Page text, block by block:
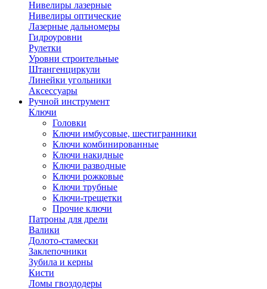
Нивелиры лазерные
Нивелиры оптические
Лазерные дальномеры
Гидроуровни
Рулетки
Уровни строительные
Штангенциркули
Линейки угольники
Аксессуары
Ручной инструмент
Ключи
Головки
Ключи имбусовые, шестигранники
Ключи комбинированные
Ключи накидные
Ключи разводные
Ключи рожковые
Ключи трубные
Ключи-трещетки
Прочие ключи
Патроны для дрели
Валики
Долото-стамески
Заклепочники
Зубила и керны
Кисти
Ломы гвоздодеры